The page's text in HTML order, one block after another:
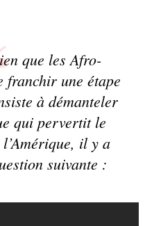
que les Afro-
franchir une étape
à démanteler
qui pervertit le
il y a
suivante :